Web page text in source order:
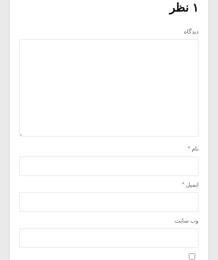
۱ نظر
دیدگاه
نام *
ایمیل *
وب‌ سایت